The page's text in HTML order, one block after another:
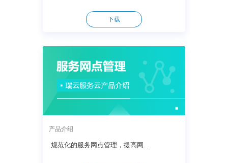
下载
产品介绍
规范化的服务网点管理，提高网...